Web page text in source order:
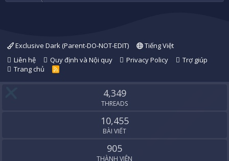
Exclusive Dark (Parent-DO-NOT-EDIT)
Tiếng Việt
Liên hệ
Quy định và Nội quy Privacy Policy
Trợ giúp
Trang chủ
R
S
4,349
THREADS
10,455
BÀI VIẾT
905
THÀNH VIÊN